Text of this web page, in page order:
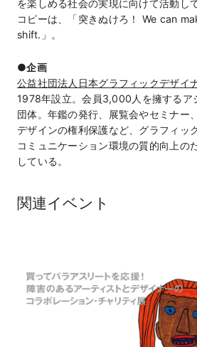
を楽しめる社会の実現に向けて活動し
コピーは、「突きぬけろ！ We can
shift.」。
●企画
公益社団法人日本グラフィックデザイ
1978年設立。会員3,000人を擁するア
団体。年鑑の発行、展覧会やセミナー
デザインの権利保護など、グラフィッ
コミュニケーション環境の質的向上の
している。
関連イベント